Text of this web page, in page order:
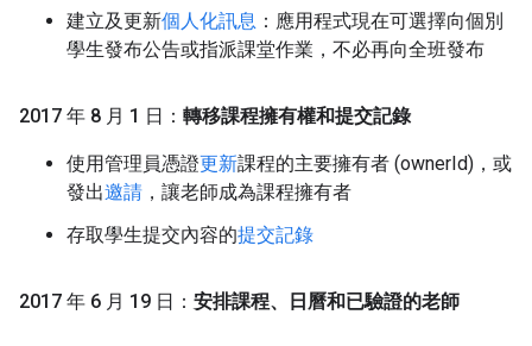
建立及更新個人化訊息 ：應用程式現在可選擇向個別
學生發布公告或指派課堂作業，不必再向全班發布
2017 年 8 月 1 日： 轉移課程擁有權和提交記錄
使用管理員憑證更新課程的主要擁有者 (ownerId)，或
發出邀請 ，讓老師成為課程擁有者
存取學生提交內容的提交記錄
2017 年 6 月 19 日： 安排課程、日曆和已驗證的老師